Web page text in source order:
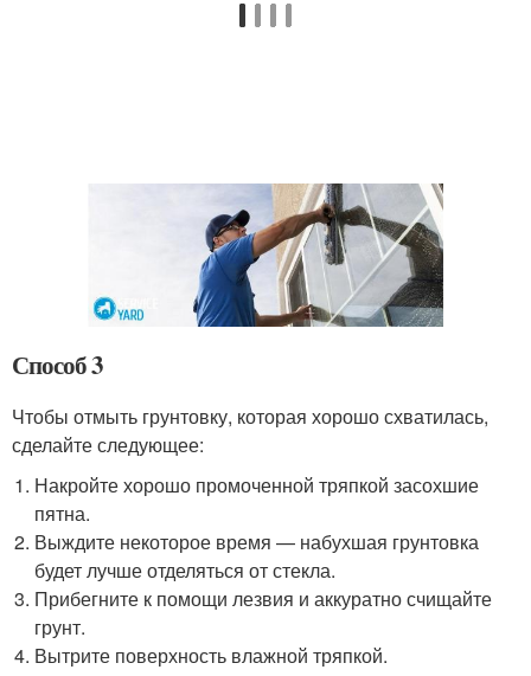
Способ 3
Чтобы отмыть грунтовку, которая хорошо схватилась,
сделайте следующее:
Накройте хорошо промоченной тряпкой засохшие
пятна.
Выждите некоторое время — набухшая грунтовка
будет лучше отделяться от стекла.
Прибегните к помощи лезвия и аккуратно счищайте
грунт.
Вытрите поверхность влажной тряпкой.